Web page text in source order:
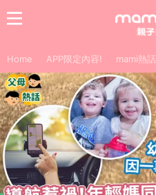
Home APP限定內容! mami熱話